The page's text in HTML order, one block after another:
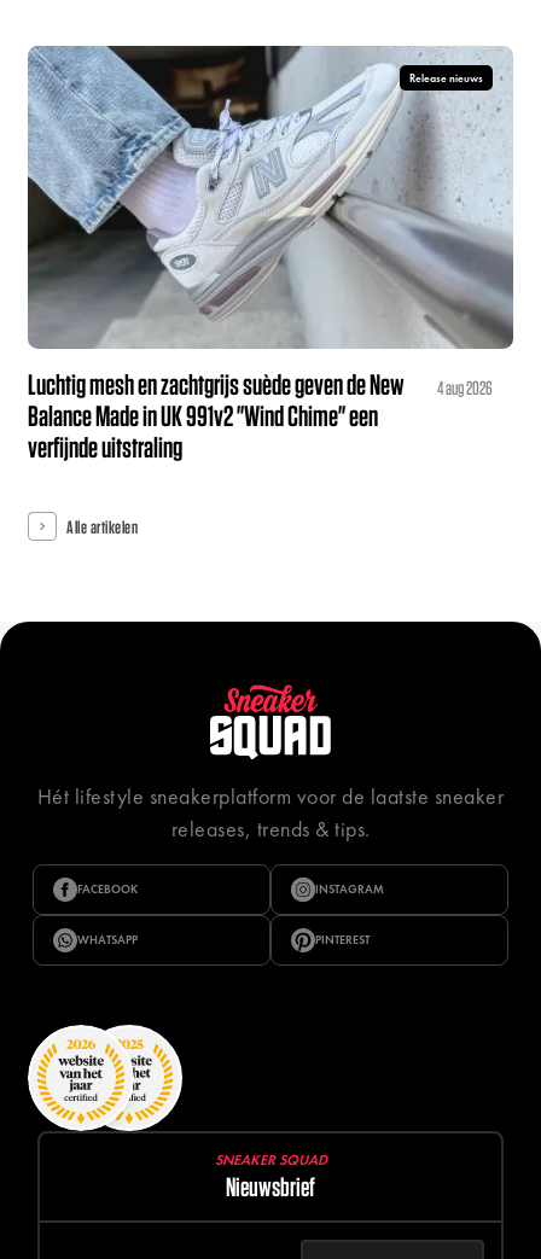
Release nieuws
Luchtig mesh en zachtgrijs suède geven de New
Balance Made in UK 991v2 "Wind Chime" een
verfijnde uitstraling
4 aug 2026
Alle artikelen
Hét lifestyle sneakerplatform voor de laatste sneaker
releases, trends & tips.
FACEBOOK INSTAGRAM
WHATSAPP PINTEREST
SNEAKER SQUAD
Nieuwsbrief